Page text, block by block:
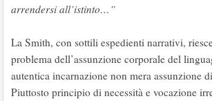
arrendersi all’istinto…”
La Smith, con sottili espedienti narrativi,
problema dell’assunzione corporale del
autentica incarnazione non mera assunzione
Piuttosto principio di necessità e vocazione